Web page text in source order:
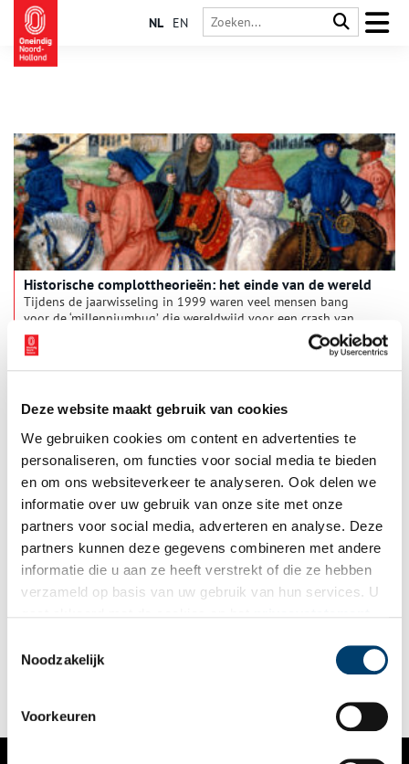
Deze website maakt gebruik van cookies
We gebruiken cookies om content en advertenties te
personaliseren, om functies voor social media te bieden
en om ons websiteverkeer te analyseren. Ook delen we
informatie over uw gebruik van onze site met onze
partners voor social media, adverteren en analyse. Deze
partners kunnen deze gegevens combineren met andere
informatie die u aan ze heeft verstrekt of die ze hebben
verzameld op basis van uw gebruik van hun services. U
Noodzakelijk
Voorkeuren
NL EN
Historische complottheorieën: het einde van de wereld
Tijdens de jaarwisseling in 1999 waren veel mensen bang
voor de ‘millenniumbug’, die wereldwijd voor een crash van
alle computersystemen zou zorgen. Duizend jaar eerder
vreesde men nog veel grotere gevolgen van de
millenniumwisseling. Middeleeuwse christenen dachten dat de
Laatste Oordeel af te wachten in de Heilige Stad.
Het spook van koning Radboud: de Tientôn-elfrib
Volgens de legende spookt het in en rond het dorpje
Hoogwoud in West-Friesland. De Friese koning Radboud waart
Westfriese kinderen kregen als het donker werd dan ook de
waarschuwing: ‘Binnenkomen, anders word je gepakt door de